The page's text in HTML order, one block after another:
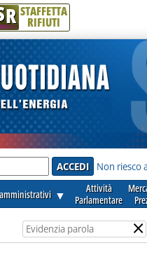
R STAFFETTA
RIFIUTI
Non riesco
▼
Attività
Parlamentare
×